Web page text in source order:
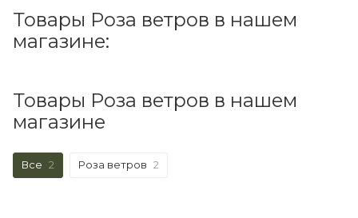
Товары Роза ветров в нашем
магазине:
Товары Роза ветров в нашем
магазине
Все 2 Роза ветров 2